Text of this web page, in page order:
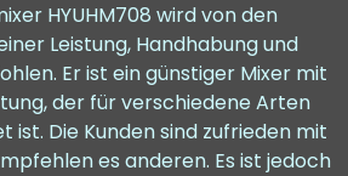
HYUHM708 wird von den
Leistung, Handhabung und
Er ist ein günstiger Mixer mit
der für verschiedene Arten
ist. Die Kunden sind zufrieden mit
es anderen. Es ist jedoch